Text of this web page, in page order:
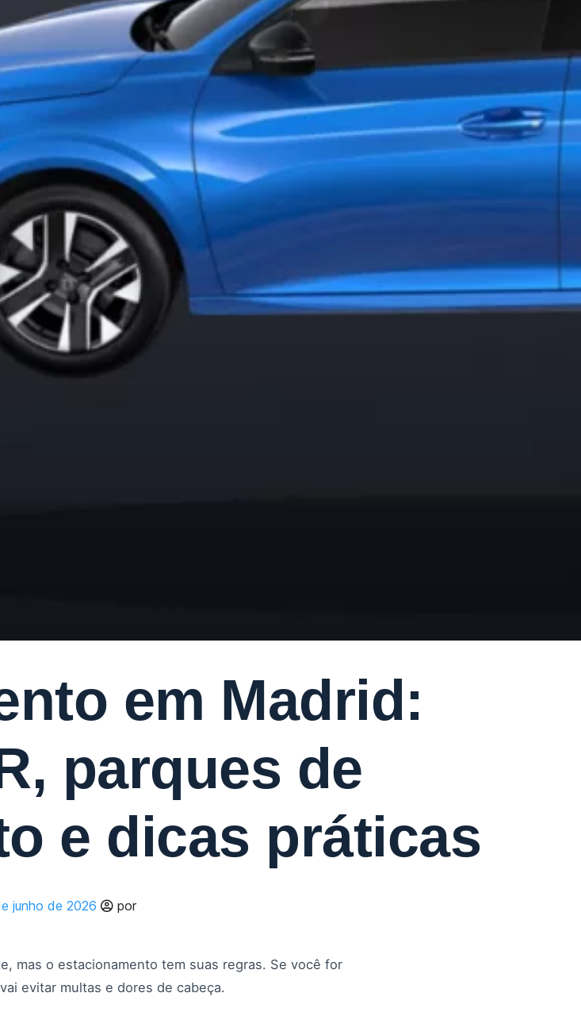
em Madrid:
parques de
e dicas práticas
junho de 2026 por
mas o estacionamento tem suas regras. Se você for
evitar multas e dores de cabeça.